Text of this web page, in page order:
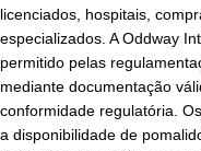
licenciados, hospitais,
especializados. A Oddway
permitido pelas
mediante documentação
conformidade regulatória.
a disponibilidade de